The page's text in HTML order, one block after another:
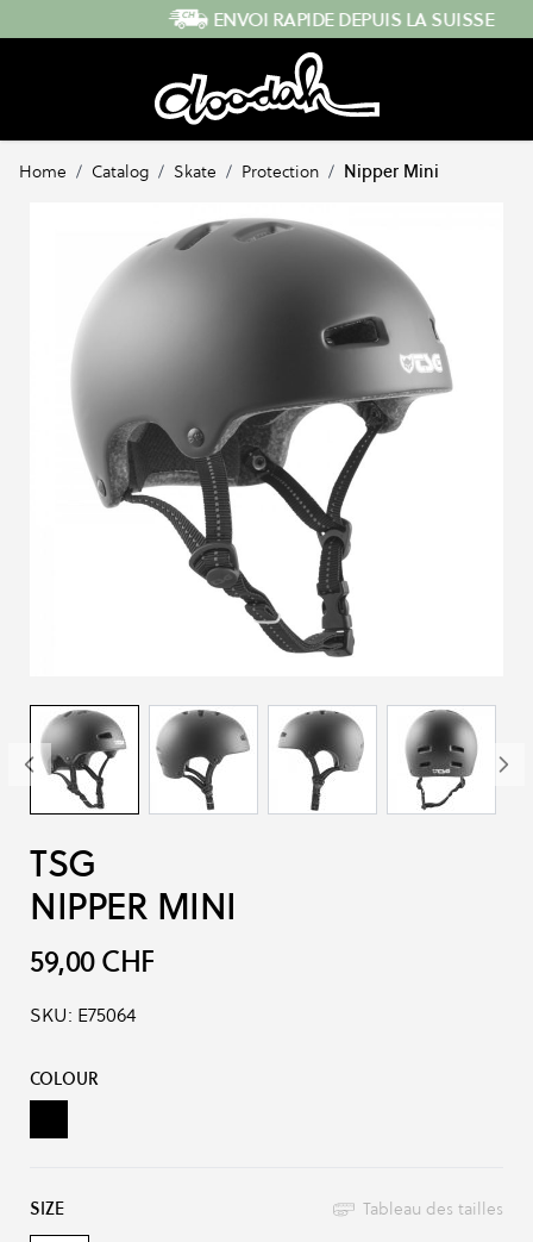
ENVOI RAPIDE DEPUIS LA SUISSE
Home / Catalog / Skate / Protection / Nipper Mini
TSG
NIPPER MINI
59,00 CHF
SKU: E75064
Options du produit :
COLOUR
Satin
SIZE
Tableau des tailles